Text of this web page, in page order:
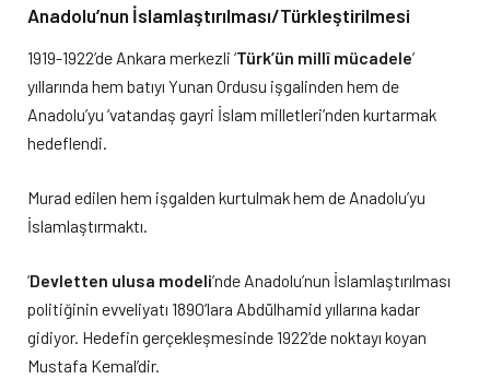
Anadolu’nun İslamlaştırılması/Türkleştirilmesi
1919-1922’de Ankara merkezli ‘Türk’ün millî mücadele’
yıllarında hem batıyı Yunan Ordusu işgalinden hem de
Anadolu’yu ‘vatandaş gayri İslam milletleri’nden kurtarmak
hedeflendi.
Murad edilen hem işgalden kurtulmak hem de Anadolu’yu
İslamlaştırmaktı.
‘Devletten ulusa modeli’nde Anadolu’nun İslamlaştırılması
politiğinin evveliyatı 1890’lara Abdülhamid yıllarına kadar
gidiyor. Hedefin gerçekleşmesinde 1922’de noktayı koyan
Mustafa Kemal’dir.